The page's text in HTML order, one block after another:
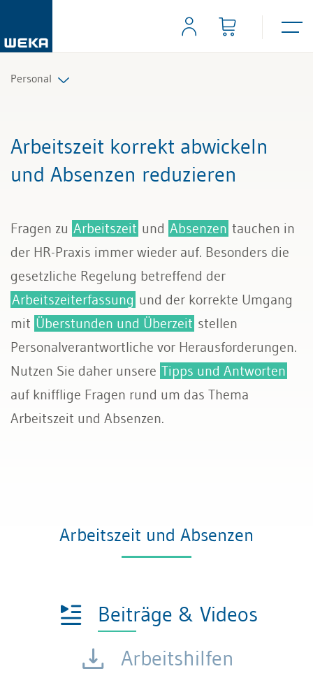
Personal
Arbeitsverträge und Reglemente
Lohn und Gehalt
Personalführung und Personalentwicklung
Kündigung & Arbeitszeugnis
Sozialversicherungen
Arbeitszeit korrekt abwickeln
und Absenzen reduzieren
Fragen zu Arbeitszeit und Absenzen tauchen in
der HR-Praxis immer wieder auf. Besonders die
gesetzliche Regelung betreffend der
Arbeitszeiterfassung und der korrekte Umgang
mit Überstunden und Überzeit stellen
Personalverantwortliche vor Herausforderungen.
Nutzen Sie daher unsere Tipps und Antworten
auf knifflige Fragen rund um das Thema
Arbeitszeit und Absenzen.
Arbeitszeit und Absenzen
Beiträge & Videos
Arbeitshilfen